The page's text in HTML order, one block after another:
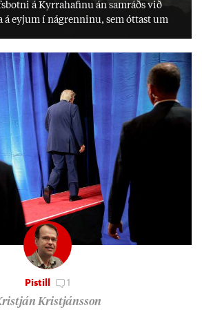
á Kyrra­haf­inu án sam­ráðs við
á eyj­um í ná­grenn­inu, sem ótt­ast um
Pistill 1
Kristjánsson